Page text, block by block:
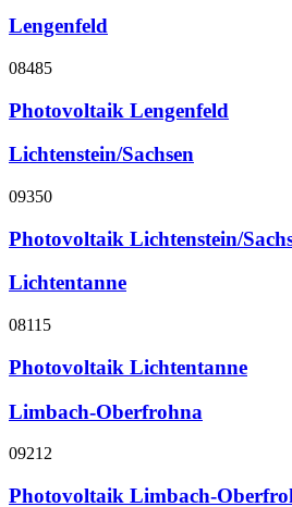
Lengenfeld
08485
Photovoltaik Lengenfeld
Lichtenstein/Sachsen
09350
Photovoltaik Lichtenstein/
Lichtentanne
08115
Photovoltaik Lichtentanne
Limbach-Oberfrohna
09212
Photovoltaik Limbach-